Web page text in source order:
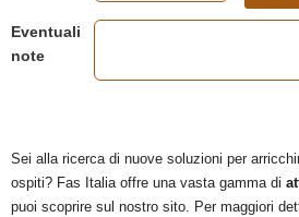
Eventuali
note
Sei alla ricerca di nuove soluzioni per
ospiti? Fas Italia offre una vasta gamma di
puoi scoprire sul nostro sito. Per maggiori